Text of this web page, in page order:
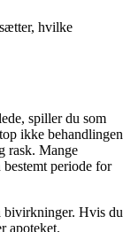
hvilke
spiller du som
ikke behandlingen
rask. Mange
periode for
bivirkninger. Hvis du
apoteket.